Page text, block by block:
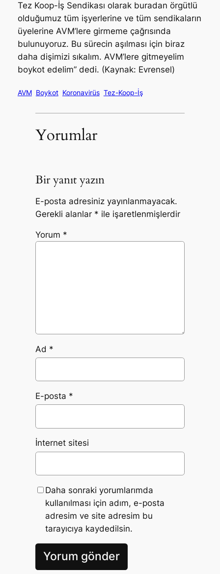
Tez Koop-İş Sendikası olarak buradan örgütlü
olduğumuz tüm işyerlerine ve tüm sendikaların
üyelerine AVM’lere girmeme çağrısında
bulunuyoruz. Bu sürecin aşılması için biraz
daha dişimizi sıkalım. AVM’lere gitmeyelim
boykot edelim” dedi. (Kaynak: Evrensel)
AVM Boykot Koronavirüs Tez-Koop-İş
Yorumlar
Bir yanıt yazın
E-posta adresiniz yayınlanmayacak.
Gerekli alanlar * ile işaretlenmişlerdir
Yorum *
Ad *
E-posta *
İnternet sitesi
Daha sonraki yorumlarımda
kullanılması için adım, e-posta
adresim ve site adresim bu
tarayıcıya kaydedilsin.